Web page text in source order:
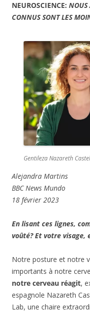
NEUROSCIENCE: NOUS
CONNUS SONT LES
Gentileza Nazareth
Alejandra Martins
BBC News Mundo
18 février 2023
En lisant ces lignes,
voûté? Et votre visage,
Notre posture et notre
importants à notre
notre cerveau réagit,
espagnole Nazareth
Lab, une chaire